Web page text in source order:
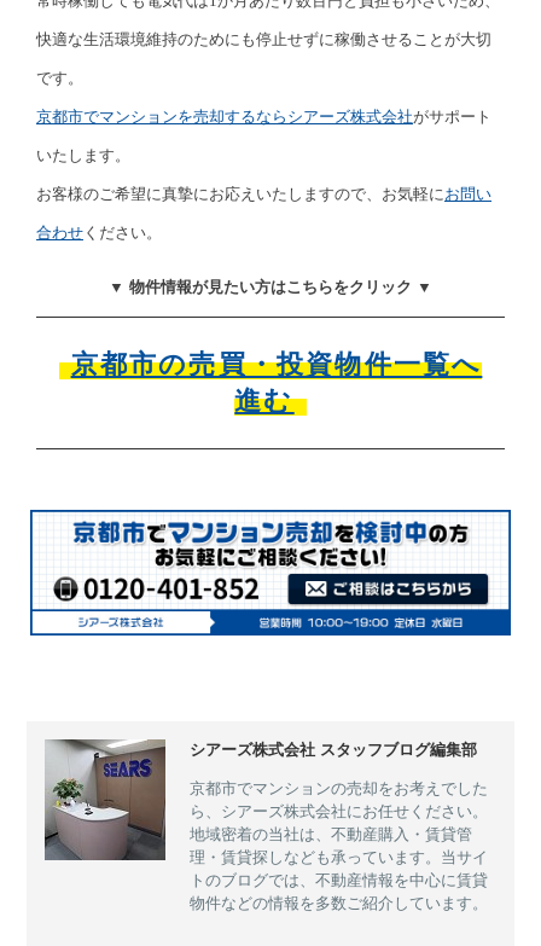
快適な生活環境維持のためにも停止せずに稼働させることが大切
です。
京都市でマンションを売却するならシアーズ株式会社がサポート
いたします。
お客様のご希望に真摯にお応えいたしますので、お気軽にお問い
合わせ ください。
▼ 物件情報が見たい方はこちらをクリック ▼
京都市の売買・投資物件一覧へ
進む
シアーズ株式会社 スタッフブログ編集部
京都市でマンションの売却をお考えでした
ら、シアーズ株式会社にお任せください。
地域密着の当社は、不動産購入・賃貸管
理・賃貸探しなども承っています。当サイ
トのブログでは、不動産情報を中心に賃貸
物件などの情報を多数ご紹介しています。